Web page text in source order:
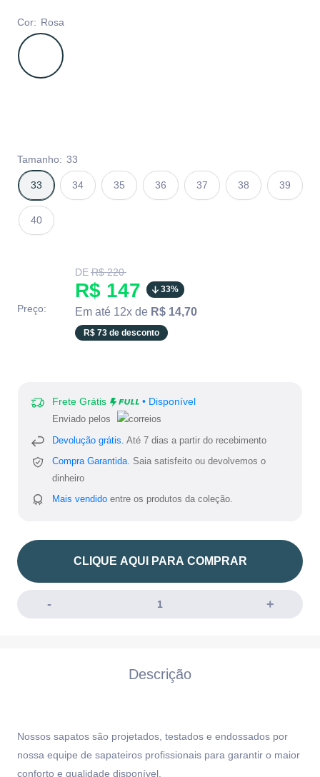
Cor: Rosa
Tamanho: 33
33 34 35 36 37 38 39
40
Preço:
DETranslation
missing:
pt-
BR.product.general.regular_price
R$ 220
Translation
missing:
pt-
R$ 147 33%
Em até 12x de R$ 14,70
R$ 73 de desconto
Frete Grátis • Disponível
Enviado pelos
Devolução grátis. Até 7 dias a partir do recebimento
Compra Garantida. Saia satisfeito ou devolvemos o
dinheiro
Mais vendido entre os produtos da coleção.
CLIQUE AQUI PARA COMPRAR
Descrição
Nossos sapatos são projetados, testados e endossados por
nossa equipe de sapateiros profissionais para garantir o maior
conforto e qualidade disponível.